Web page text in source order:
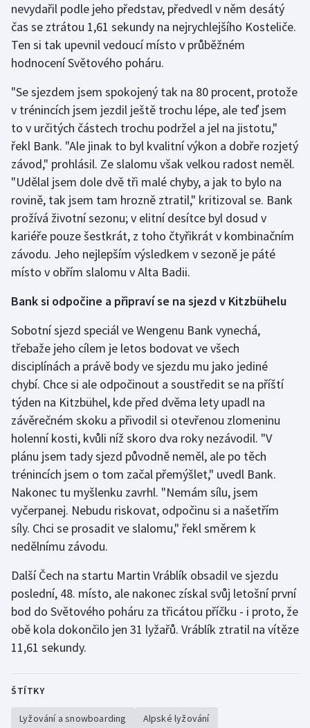
Házená
Jezdectví
Krasobruslení
Lezení
Lyže a snowboard
Moderní pětiboj
Motorsport
Plavání
Plážový volejbal
Ragby
Rychlobruslení
Rychlostní kanoistika
Short track
Sportovní střelba
Stolní tenis
Triatlon
Veslování
Volejbal
nevydařil podle jeho představ, předvedl v něm desátý
čas se ztrátou 1,61 sekundy na nejrychlejšího Kosteliče.
Ten si tak upevnil vedoucí místo v průběžném
hodnocení Světového poháru.
"Se sjezdem jsem spokojený tak na 80 procent, protože
v trénincích jsem jezdil ještě trochu lépe, ale teď jsem
to v určitých částech trochu podržel a jel na jistotu,"
řekl Bank. "Ale jinak to byl kvalitní výkon a dobře rozjetý
závod," prohlásil. Ze slalomu však velkou radost neměl.
"Udělal jsem dole dvě tři malé chyby, a jak to bylo na
rovině, tak jsem tam hrozně ztratil," kritizoval se. Bank
prožívá životní sezonu; v elitní desítce byl dosud v
kariéře pouze šestkrát, z toho čtyřikrát v kombinačním
závodu. Jeho nejlepším výsledkem v sezoně je páté
místo v obřím slalomu v Alta Badii.
Bank si odpočine a připraví se na sjezd v Kitzbühelu
Sobotní sjezd speciál ve Wengenu Bank vynechá,
třebaže jeho cílem je letos bodovat ve všech
disciplínách a právě body ve sjezdu mu jako jediné
chybí. Chce si ale odpočinout a soustředit se na příští
týden na Kitzbühel, kde před dvěma lety upadl na
závěrečném skoku a přivodil si otevřenou zlomeninu
holenní kosti, kvůli níž skoro dva roky nezávodil. "V
plánu jsem tady sjezd původně neměl, ale po těch
trénincích jsem o tom začal přemýšlet," uvedl Bank.
Nakonec tu myšlenku zavrhl. "Nemám sílu, jsem
vyčerpanej. Nebudu riskovat, odpočinu si a našetřím
síly. Chci se prosadit ve slalomu," řekl směrem k
nedělnímu závodu.
Další Čech na startu Martin Vráblík obsadil ve sjezdu
poslední, 48. místo, ale nakonec získal svůj letošní první
bod do Světového poháru za třicátou příčku - i proto, že
obě kola dokončilo jen 31 lyžařů. Vráblík ztratil na vítěze
11,61 sekundy.
ŠTÍTKY
Lyžování a snowboarding Alpské lyžování